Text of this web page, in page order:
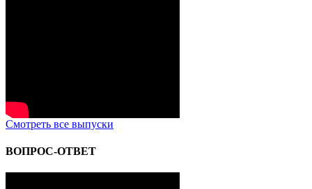
Смотреть все выпуски
ВОПРОС-ОТВЕТ